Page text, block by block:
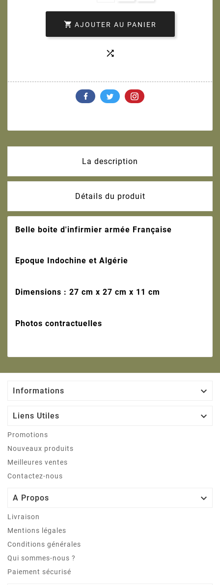
 AJOUTER AU PANIER

La description
Détails du produit
Belle boite d'infirmier armée Française
Epoque Indochine et Algérie
Dimensions : 27 cm x 27 cm x 11 cm
Photos contractuelles
Informations 
Liens Utiles 
Promotions
Nouveaux produits
Meilleures ventes
Contactez-nous
A Propos 
Livraison
Mentions légales
Conditions générales
Qui sommes-nous ?
Paiement sécurisé